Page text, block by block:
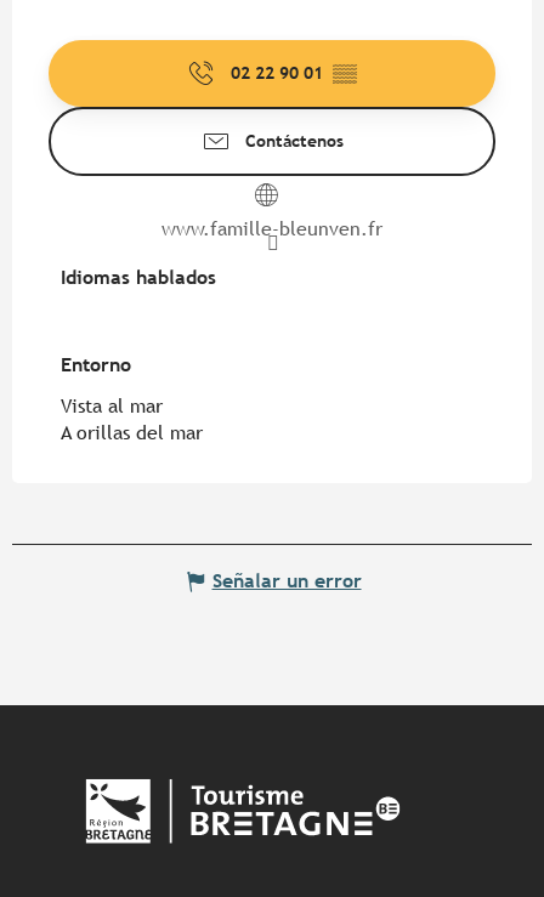
02 22 90 01 ▒▒
Contáctenos
www.famille-bleunven.fr
Idiomas hablados
Idiomas hablados
Entorno
Entorno
Vista al mar
A orillas del mar
Señalar un error